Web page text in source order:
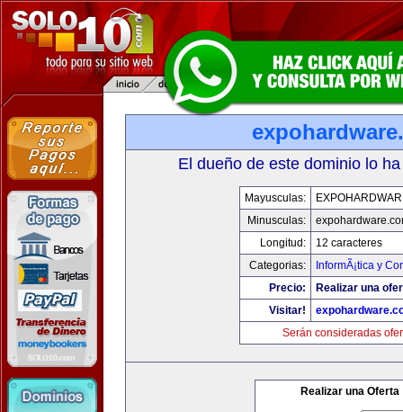
El dueño de este dominio lo
Mayusculas:
Minusculas:
Longitud:
12 caracteres
Categorias:
InformÃ¡tica y
Precio:
Realizar una
Visitar!
Serán consideradas
Realizar una Oferta